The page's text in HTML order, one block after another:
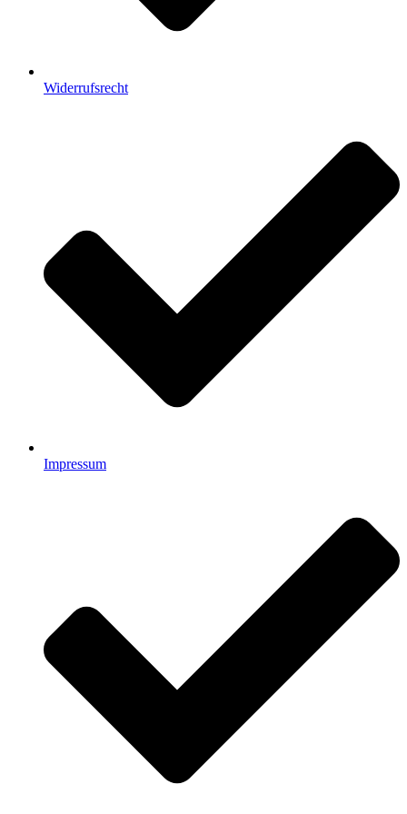
Widerrufsrecht
Impressum